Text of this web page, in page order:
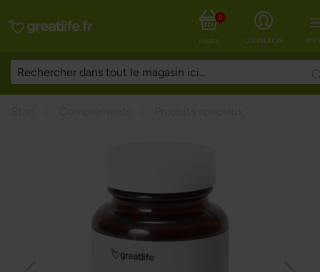
CONNEXION
PANIER
0